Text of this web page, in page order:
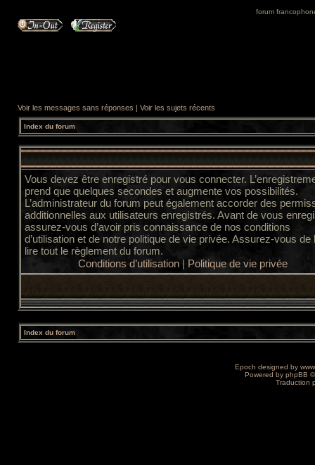
forum
Voir les messages sans réponses | Voir les sujets récents
Index du forum
Vous devez être enregistré pour vous connecter.
prend que quelques secondes et augmente vos possibilités.
L’administrateur du forum peut également accorder des
additionnelles aux utilisateurs enregistrés. Avant de vous
assurez-vous d’avoir pris connaissance de nos conditions
d’utilisation et de notre politique de vie privée. Assurez-vous de
lire tout le règlement du forum.
Conditions d’utilisation| Politique de vie privée
Index du forum
Epoch designed by
Powered by phpBB
Traduction